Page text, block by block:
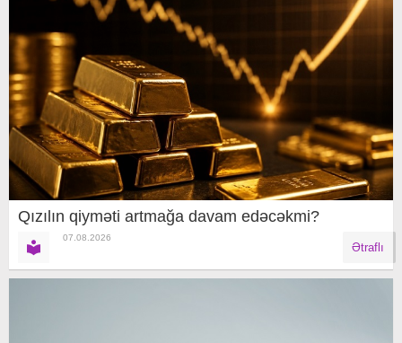
Qızılın qiyməti artmağa davam edəcəkmi?
07.08.2026
Ətraflı